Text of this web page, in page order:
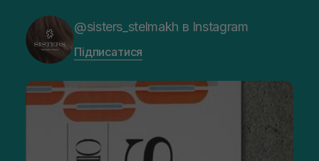
@sisters_stelmakh в Instagram
Підписатися